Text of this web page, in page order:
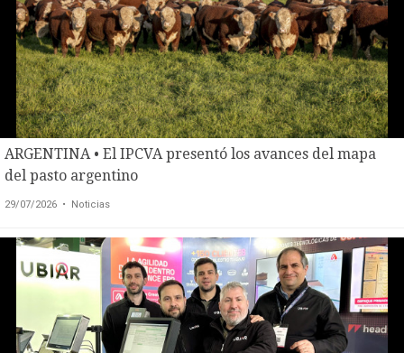
SOMOS
ARGENTINA • El IPCVA presentó los avances del mapa
del pasto argentino
29/07/2026 • Noticias